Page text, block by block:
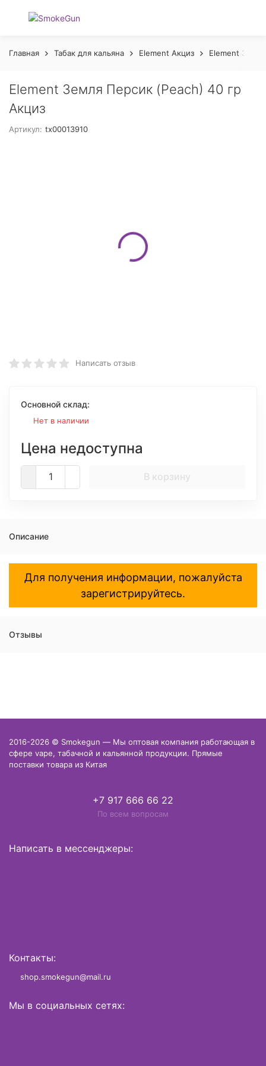
Главная Табак для кальяна Element Акциз Element
Element Земля Персик (Peach) 40 гр
Акциз
Артикул: tx00013910
Написать отзыв
Основной склад:
Нет в наличии
Цена недоступна
В корзину
Описание
Для получения информации, пожалуйста
зарегистрируйтесь.
Отзывы
2016-2026 © Smokegun — Мы оптовая компания работающая в
сфере vape, табачной и кальянной продукции. Прямые
поставки товара из Китая
+7 917 666 66 22
По всем вопросам
Написать в мессенджеры:
Контакты:
shop.smokegun@mail.ru
Мы в социальных сетях: